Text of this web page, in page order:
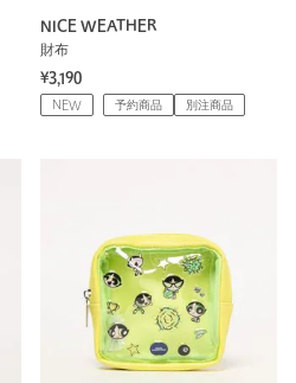
NICE WEATHER
財布
¥3,190
NEW 予約商品 別注商品